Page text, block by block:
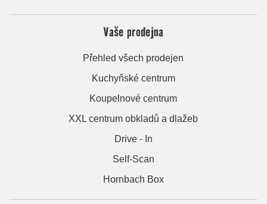
Vaše prodejna
Přehled všech prodejen
Kuchyňské centrum
Koupelnové centrum
XXL centrum obkladů a dlažeb
Drive - In
Self-Scan
Hornbach Box